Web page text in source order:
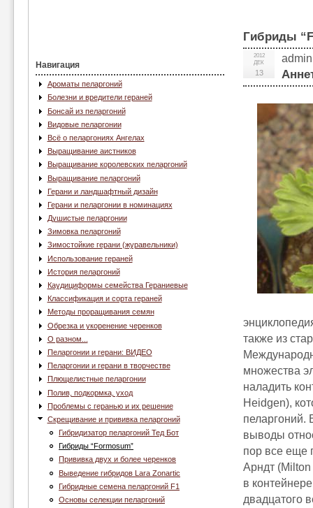
Навигация
Ароматы пеларгоний
Болезни и вредители гераней
Бонсай из пеларгоний
Видовые пеларгонии
Всё о пеларгониях Ангелах
Выращивание аистников
Выращивание королевских пеларгоний
Выращивание пеларгоний
Герани и ландшафтный дизайн
Герани и пеларгонии в номинациях
Душистые пеларгонии
Зимовка пеларгоний
Зимостойкие герани (журавельники)
Использование гераней
История пеларгоний
Каудициформы семейства Гераниевые
Классификация и сорта гераней
Методы проращивания семян
Обрезка и укоренение черенков
О разном...
Пеларгонии и герани: ВИДЕО
Пеларгонии и герани в творчестве
Плющелистные пеларгонии
Полив, подкормка, уход
Проблемы с геранью и их решение
Скрещивание и прививка пеларгоний
Гибридизатор пеларгоний Тед Бот
Гибриды “Formosum”
Прививка двух и более черенков
Выведение гибридов Lara Zonartic
Гибридные семена пеларгоний F1
Основы селекции пеларгоний
Гибриды
2012
ДЕК
13
admin
также из
множества
наладить
Heidgen),
пеларгоний.
выводы
пор все еще
Арндт
в
двадцатого